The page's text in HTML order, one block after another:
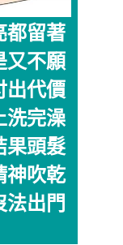
都留著
又不願
出代價
洗完澡
果頭髮
神吹乾
法出門